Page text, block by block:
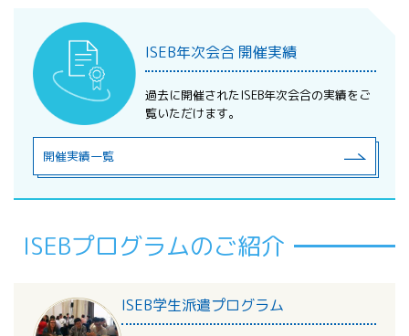
ISEB年次会合 開催実績
過去に開催されたISEB年次会合の実績をご
覧いただけます。
開催実績一覧
ISEBプログラムのご紹介
ISEB学生派遣プログラム